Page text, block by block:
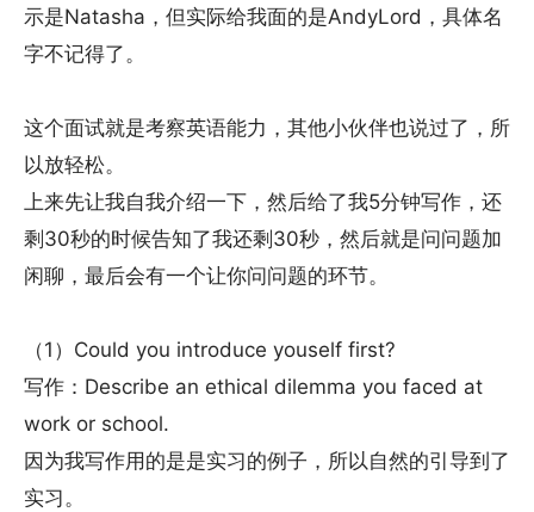
示是Natasha，但实际给我面的是AndyLord，具体名
字不记得了。
这个面试就是考察英语能力，其他小伙伴也说过了，所
以放轻松。
上来先让我自我介绍一下，然后给了我5分钟写作，还
剩30秒的时候告知了我还剩30秒，然后就是问问题加
闲聊，最后会有一个让你问问题的环节。
（1）Could you introduce youself first?
写作：Describe an ethical dilemma you faced at
work or school.
因为我写作用的是是实习的例子，所以自然的引导到了
实习。